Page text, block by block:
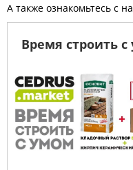
А также ознакомьтесь с
Время строить